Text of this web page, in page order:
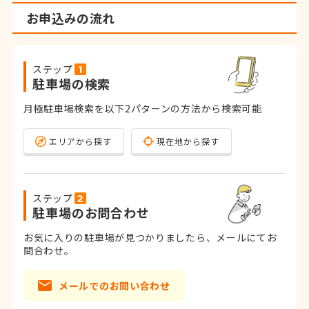
お申込みの流れ
ステップ
駐車場の検索
月極駐車場検索を以下2パターンの方法から検索可能
エリアから探す 現在地から探す
ステップ
駐車場のお問合わせ
お気に入りの駐車場が見つかりましたら、メールにてお
問合わせ。
メールでのお問い合わせ